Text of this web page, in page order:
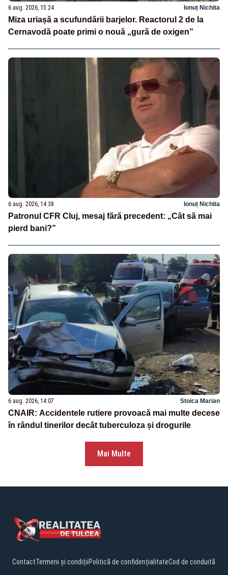
6 aug. 2026, 15:24 Ionuț Nichita
Miza uriașă a scufundării barjelor. Reactorul 2 de la
Cernavodă poate primi o nouă „gură de oxigen”
6 aug. 2026, 14:38 Ionuț Nichita
Patronul CFR Cluj, mesaj fără precedent: „Cât să mai
pierd bani?”
6 aug. 2026, 14:07 Stoica Marian
CNAIR: Accidentele rutiere provoacă mai multe decese
în rândul tinerilor decât tuberculoza și drogurile
Mai Multe
ContactTermeni și condițiiPolitică de confidențialitateCod de conduită